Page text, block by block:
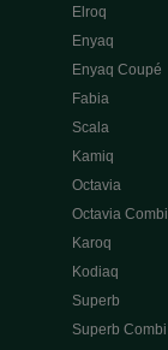
Elroq
Enyaq
Enyaq Coupé
Fabia
Scala
Kamiq
Octavia
Octavia Combi
Karoq
Kodiaq
Superb
Superb Combi